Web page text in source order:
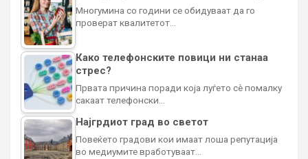
Многумина со години се обидуваат да го
проверат квалитетот…
Како телефонските повици ни станаа
стрес?
Првата причина поради која луѓето сè помалку
сакаат телефонски…
Најгрдиот град во светот
Повеќето градови кои имаат лоша репутација
во медиумите вработуваат…